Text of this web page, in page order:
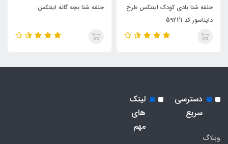
حلقه شنا بادی کودک اینتکس طرح
دایناسور کد 59221
حلقه شنا بچه گانه اینتکس
دسترسی
سریع
وبلاگ
لینک
های
مهم